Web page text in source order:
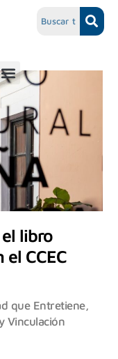
libro
CCEC
que Entretiene,
Vinculación